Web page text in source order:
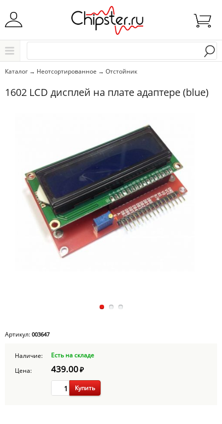
Начните водить название города..
Каталог → Неотсортированное → Отстойник
1602 LCD дисплей на плате адаптере (blue)
Артикул: 003647
Наличие:
Есть на складе
Цена:
439.00₽
Купить